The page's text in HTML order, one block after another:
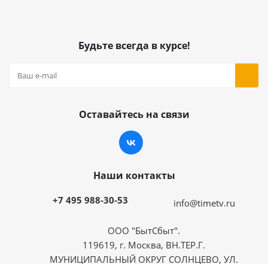
Будьте всегда в курсе!
Оставайтесь на связи
Наши контакты
+7 495 988-30-53 info@timetv.ru
ООО "БытСбыт".
119619, г. Москва, ВН.ТЕР.Г.
МУНИЦИПАЛЬНЫЙ ОКРУГ СОЛНЦЕВО, УЛ.